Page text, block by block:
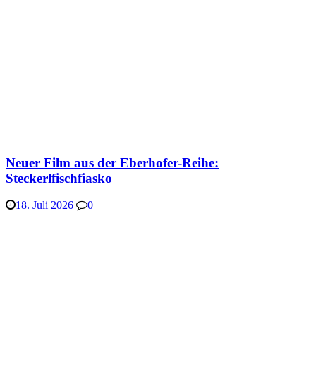
Neuer Film aus der Eberhofer-Reihe:
Steckerlfischfiasko
18. Juli 2026 0